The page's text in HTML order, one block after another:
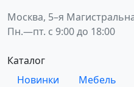
Москва, 5–я
Пн.—пт. с 9:00 до 18:00
Каталог
Новинки
Мебель